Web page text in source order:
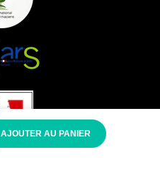
Mon panier
AJOUTER AU PANIER